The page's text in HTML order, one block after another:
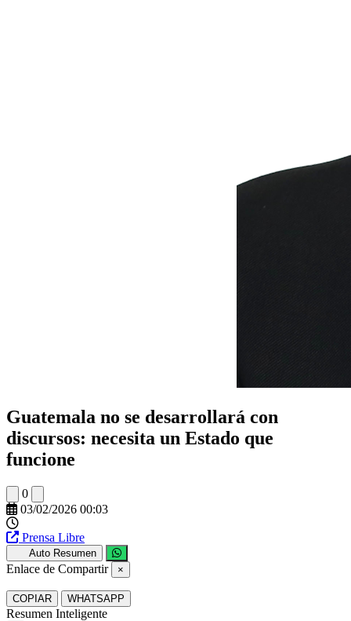
Guatemala no se desarrollará con
discursos: necesita un Estado que
funcione
0
03/02/2026 00:03
Prensa Libre
Auto Resumen
Enlace de Compartir ×
COPIAR WHATSAPP
Resumen Inteligente